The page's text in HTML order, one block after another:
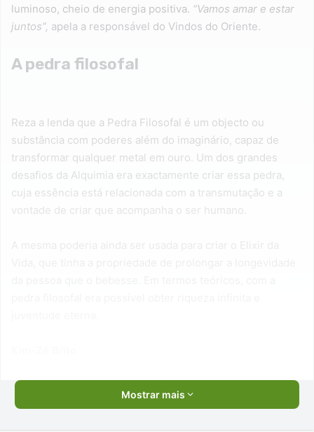
luminoso, cheio de energia positiva. “Vamos amar e estar
juntos”, apela a responsável do Vindos do Oriente.
A pedra filosofal
Reza a lenda que a Pedra Filosofal é um objecto ou
substância com poderes além do imaginário, capaz de
transformar qualquer metal em ouro. Um dos grandes
desafios da Alquimia era exactamente criar essa pedra,
cuja essência está relacionada com a transmutação e a
vontade de criar que acompanha o ser humano.
Mostrar mais